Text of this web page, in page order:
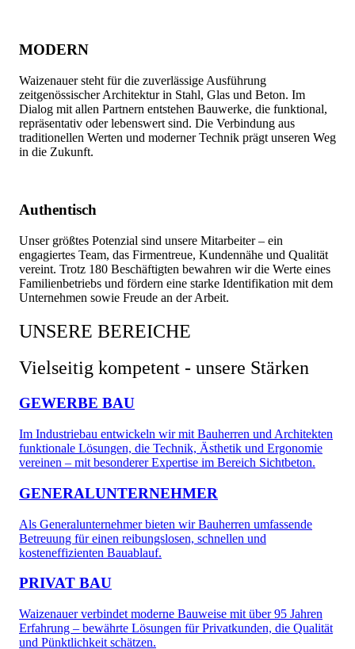
MODERN
Waizenauer steht für die zuverlässige Ausführung
zeitgenössischer Architektur in Stahl, Glas und Beton. Im
Dialog mit allen Partnern entstehen Bauwerke, die funktional,
repräsentativ oder lebenswert sind. Die Verbindung aus
traditionellen Werten und moderner Technik prägt unseren Weg
in die Zukunft.
Authentisch
Unser größtes Potenzial sind unsere Mitarbeiter – ein
engagiertes Team, das Firmentreue, Kundennähe und Qualität
vereint. Trotz 180 Beschäftigten bewahren wir die Werte eines
Familienbetriebs und fördern eine starke Identifikation mit dem
Unternehmen sowie Freude an der Arbeit.
UNSERE BEREICHE
Vielseitig kompetent - unsere Stärken
GEWERBE BAU
Im Industriebau entwickeln wir mit Bauherren und Architekten
funktionale Lösungen, die Technik, Ästhetik und Ergonomie
vereinen – mit besonderer Expertise im Bereich Sichtbeton.
GENERALUNTERNEHMER
Als Generalunternehmer bieten wir Bauherren umfassende
Betreuung für einen reibungslosen, schnellen und
kosteneffizienten Bauablauf.
PRIVAT BAU
Waizenauer verbindet moderne Bauweise mit über 95 Jahren
Erfahrung – bewährte Lösungen für Privatkunden, die Qualität
und Pünktlichkeit schätzen.